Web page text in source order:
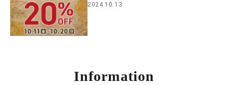
2024.10.13
Information